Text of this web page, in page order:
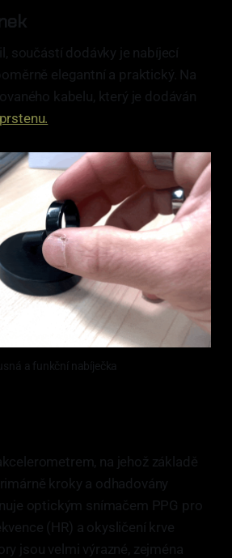
součástí dodávky je nabíjecí
elegantní a praktický. Na
kabelu, který je dodáván
a funkční nabíječka
na jehož základě
kroky a odhadovány
optickým snímačem PPG pro
(HR) a okysličení krve
jsou velmi výrazné, zejména